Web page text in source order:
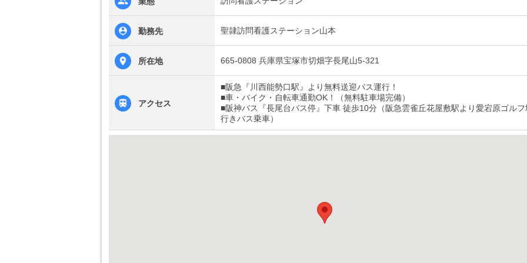
勤務先 聖隷訪問看護ステーション山本
所在地 665-0808 兵庫県宝塚市切畑字長尾山5-321
アクセス
■阪急『川西能勢口駅』より無料送迎バス運行！
■車・バイク・自転車通勤OK！（無料駐車場完備）
■阪神バス『長尾台バス停』下車 徒歩10分（阪急雲雀丘花屋敷駅より愛宕原ゴルフ
行きバス乗車）